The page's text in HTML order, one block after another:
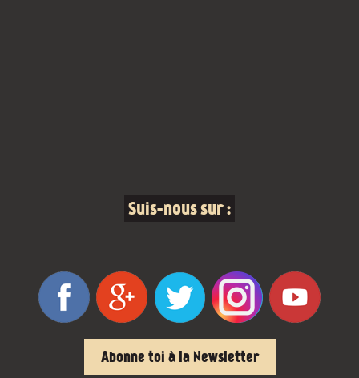
Suis-nous sur :
Abonne toi à la Newsletter